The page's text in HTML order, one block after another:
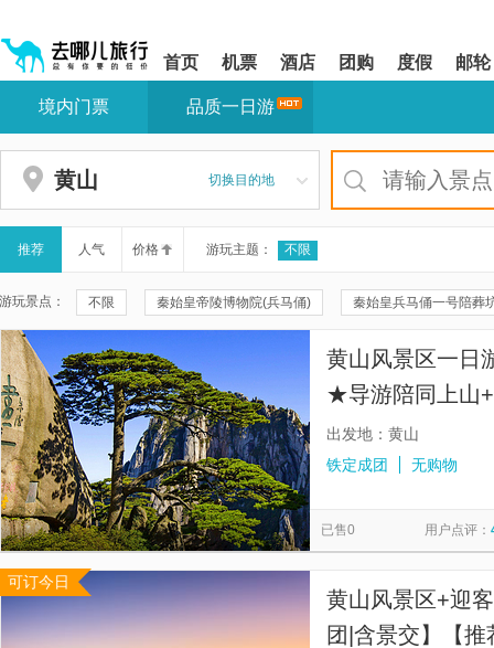
shift+enter
网
导
盲
导
模
式
您
站
区,
本
有
6
个
模
块,
按
下
Tab
键
浏
览
信
息
首页 机票 酒店 团购 度假 邮轮
您
站
区
境内门票 品质一日游
黄山 切换目的地
推荐 人气 价格 游玩主题： 不限
游玩景点： 不限 秦始皇帝陵博物院(兵马俑) 秦始皇兵马俑一号陪葬
啬色园黄大仙祠 秦兵马俑二号坑遗址大厅 太平山顶
天星小轮 金紫荆广场 桂林漓江景区
十里画廊 20元人民币背景观景台 尖沙咀钟楼
西九文化区 珊瑚岛 皇帝岛
大良华盖路商业步行街 黄帝陵 秦始皇帝陵博物院-铜车
北京知青旧居
遇龙河景区
黄山风景区一日
★导游陪同上山
海大峡谷】
出发地：黄山
铁定成团
无购物
已售0 用户点评：
可订今日
黄山风景区+迎
团|含景交】【